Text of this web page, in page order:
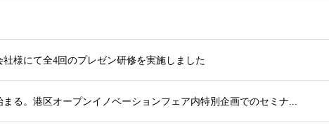
様にて全4回のプレゼン研修を実施しました
る。港区オープンイノベーションフェア内特別企画でのセミナ...